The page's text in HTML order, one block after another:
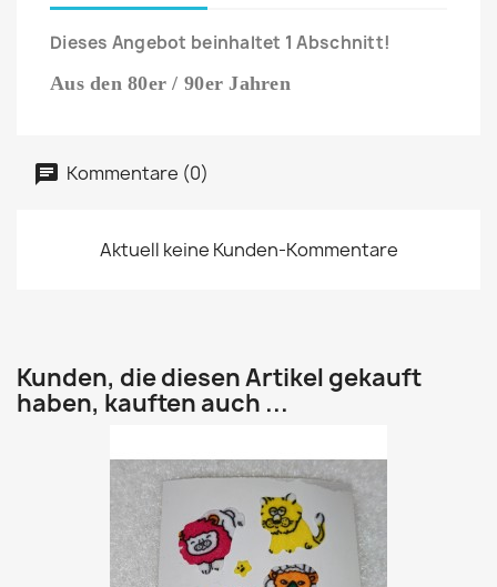
Dieses Angebot beinhaltet 1 Abschnitt!
Aus den 80er / 90er Jahren
Kommentare (0)
Aktuell keine Kunden-Kommentare
Kunden, die diesen Artikel gekauft
haben, kauften auch ...